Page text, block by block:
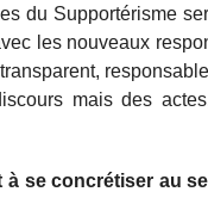
du Supportérisme
les nouveaux
mais des
se concrétiser au